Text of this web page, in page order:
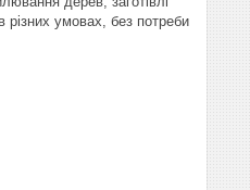
різних умовах, без потреби